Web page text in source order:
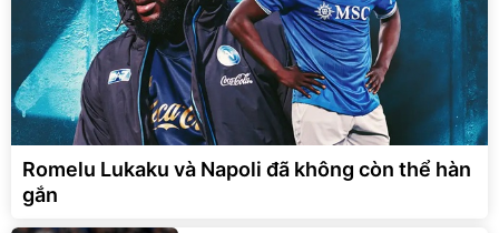
Romelu Lukaku và Napoli đã không còn thể hàn
gắn